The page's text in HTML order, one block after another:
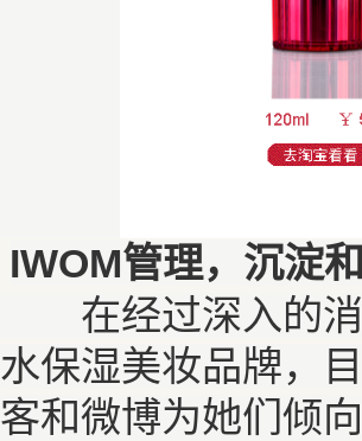
IWOM管理，沉淀
在经过深入的消
水保湿美妆品牌，
客和微博为她们倾